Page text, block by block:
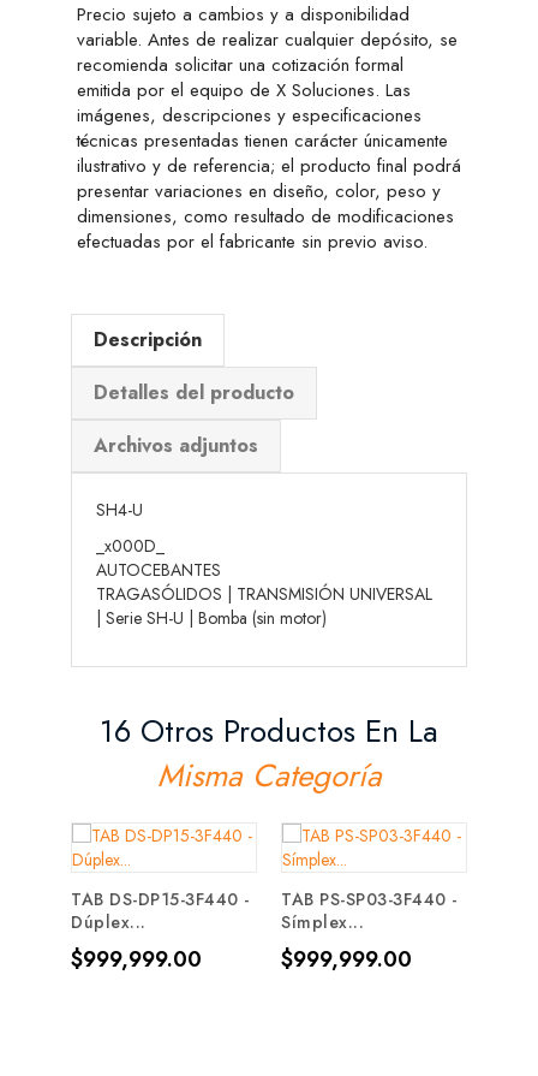
Precio sujeto a cambios y a disponibilidad
variable. Antes de realizar cualquier depósito, se
recomienda solicitar una cotización formal
emitida por el equipo de X Soluciones. Las
imágenes, descripciones y especificaciones
técnicas presentadas tienen carácter únicamente
ilustrativo y de referencia; el producto final podrá
presentar variaciones en diseño, color, peso y
dimensiones, como resultado de modificaciones
efectuadas por el fabricante sin previo aviso.
Descripción
Detalles del producto
Archivos adjuntos
SH4-U
_x000D_
AUTOCEBANTES
TRAGASÓLIDOS | TRANSMISIÓN UNIVERSAL
| Serie SH-U | Bomba (sin motor)
16 Otros Productos En La
Misma Categoría
TAB DS-DP15-3F440 -
Dúplex...
Precio
$999,999.00
TAB PS-SP03-3F440 -
Símplex...
Precio
$999,999.00